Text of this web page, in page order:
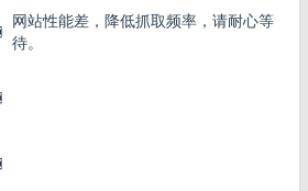
网站性能差，降低抓取频率，请耐心等
待。